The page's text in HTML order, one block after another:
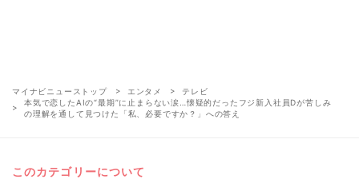
マイナビニューストップ エンタメ
テレビ
本気で恋したAIの“最期”に止まらない涙…懐疑的だったフジ新入社員Dが苦しみ
の理解を通して見つけた「私、必要ですか？」への答え
このカテゴリーについて